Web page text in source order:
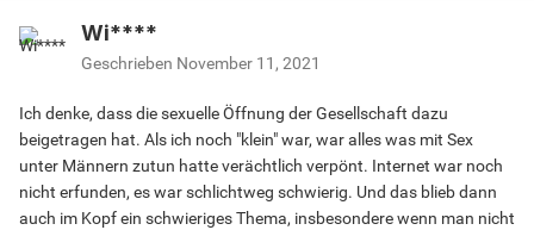
Wi****
Geschrieben November 11, 2021
Ich denke, dass die sexuelle Öffnung der Gesellschaft dazu
beigetragen hat. Als ich noch "klein" war, war alles was mit Sex
unter Männern zutun hatte verächtlich verpönt. Internet war noch
nicht erfunden, es war schlichtweg schwierig. Und das blieb dann
auch im Kopf ein schwieriges Thema, insbesondere wenn man nicht